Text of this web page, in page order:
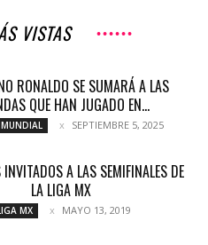
VISTAS
RONALDO SE SUMARÁ A LAS
QUE HAN JUGADO EN...
SEPTIEMBRE 5, 2025
A LAS SEMIFINALES DE
LA LIGA MX
MX MAYO 13, 2019